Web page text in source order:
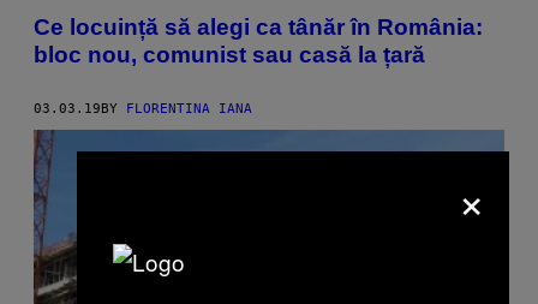
Ce locuință să alegi ca tânăr în România:
bloc nou, comunist sau casă la țară
03.03.19 BY FLORENTINA IANA
×